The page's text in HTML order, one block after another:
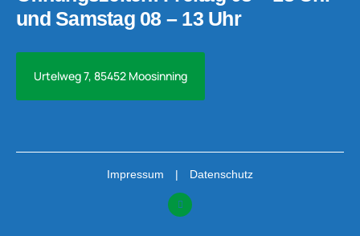
und Samstag 08 – 13 Uhr
Urtelweg 7, 85452 Moosinning
Impressum Datenschutz